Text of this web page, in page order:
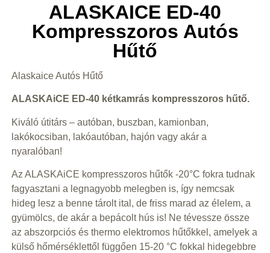
ALASKAICE ED-40
Kompresszoros Autós
Hűtő
Alaskaice Autós Hűtő
ALASKAiCE ED-40 kétkamrás kompresszoros hűtő.
Kiváló útitárs – autóban, buszban, kamionban,
lakókocsiban, lakóautóban, hajón vagy akár a
nyaralóban!
Az ALASKAiCE kompresszoros hűtők -20°C fokra tudnak
fagyasztani a legnagyobb melegben is, így nemcsak
hideg lesz a benne tárolt ital, de friss marad az élelem, a
gyümölcs, de akár a bepácolt hús is! Ne tévessze össze
az abszorpciós és thermo elektromos hűtőkkel, amelyek a
külső hőmérséklettől függően 15-20 °C fokkal hidegebbre